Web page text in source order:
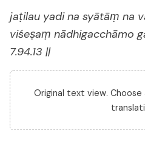
jaṭilau yadi na syātāṃ na
viśeṣaṃ nādhigacchāmo
7.94.13 ||
Original text view.